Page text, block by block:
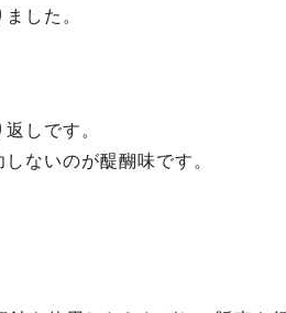
した。
しです。
ないのが醍醐味です。